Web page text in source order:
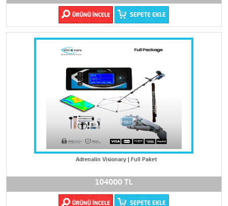
Adrenalin Visionary | Full Paket
104000 TL